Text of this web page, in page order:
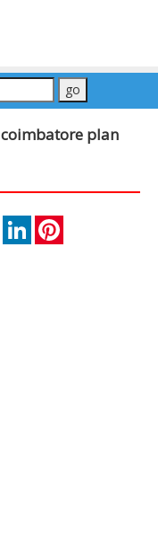
coimbatore plan
TwitterLinkedIn